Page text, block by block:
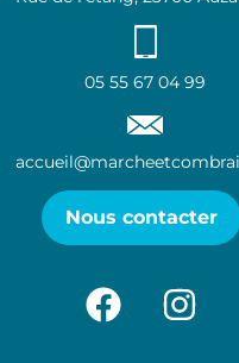
05 55 67 04 99
Nous contacter